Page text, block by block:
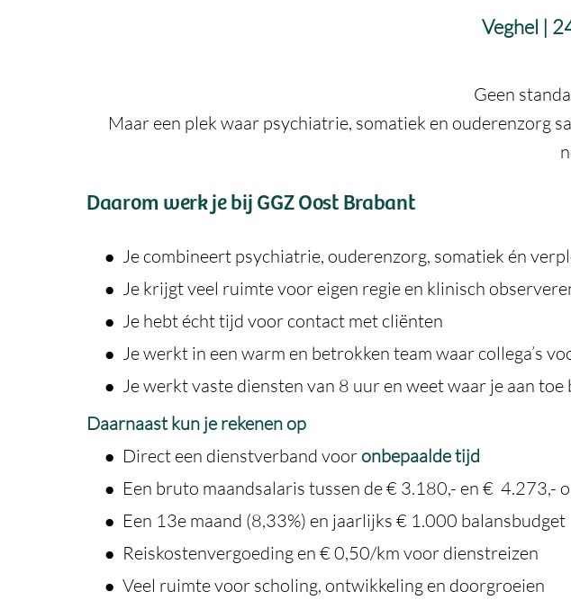
Veghel |
Geen
Maar een plek waar psychiatrie, somatiek en ouderenzorg
Daarom werk je bij GGZ Oost Brabant
Je combineert psychiatrie, ouderenzorg, somatiek én
Je krijgt veel ruimte voor eigen regie en klinisch
Je hebt écht tijd voor contact met cliënten
Je werkt in een warm en betrokken team waar collega’s
Je werkt vaste diensten van 8 uur en weet waar je aan toe
Daarnaast kun je rekenen op
Direct een dienstverband vooronbepaalde tijd
Een bruto maandsalaris tussen de € 3.180,- en € 4.273,-
Een 13e maand (8,33%) en jaarlijks € 1.000 balansbudget
Reiskostenvergoeding en € 0,50/km voor dienstreizen
Veel ruimte voor scholing, ontwikkeling en doorgroeien